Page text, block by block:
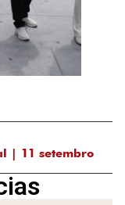
| 11 setembro